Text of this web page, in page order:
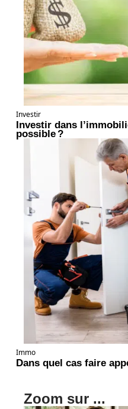
Investir
Investir dans
possible ?
Immo
Dans quel cas faire
Zoom sur ...